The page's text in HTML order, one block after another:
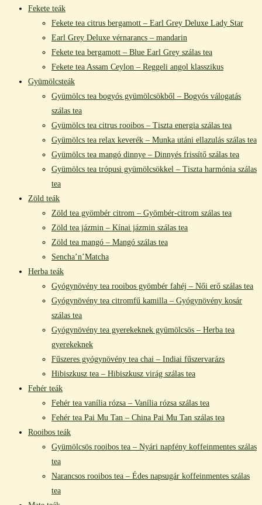
Fekete teák
Fekete tea citrus bergamott – Earl Grey Deluxe Lady Star
Earl Grey Deluxe vérnarancs – mandarin
Fekete tea bergamott – Blue Earl Grey szálas tea
Fekete tea Assam Ceylon – Reggeli angol klasszikus
Gyümölcsteák
Gyümölcs tea bogyós gyümölcsökből – Bogyós válogatás
szálas tea
Gyümölcs tea citrus rooibos – Tiszta energia szálas tea
Gyümölcs tea relax keverék – Munka utáni ellazulás szálas tea
Gyümölcs tea mangó dinnye – Dinnyés frissítő szálas tea
Gyümölcs tea trópusi gyümölcsökkel – Tiszta harmónia szálas
tea
Zöld teák
Zöld tea gyömbér citrom – Gyömbér-citrom szálas tea
Zöld tea jázmin – Kínai jázmin szálas tea
Zöld tea mangó – Mangó szálas tea
Sencha’n’Matcha
Herba teák
Gyógynövény tea rooibos gyömbér fahéj – Női erő szálas tea
Gyógynövény tea citromfű kamilla – Gyógynövény kosár
szálas tea
Gyógynövény tea gyerekeknek gyümölcsös – Herba tea
gyerekeknek
Fűszeres gyógynövény tea chai – Indiai fűszervarázs
Hibiszkusz tea – Hibiszkusz virág szálas tea
Fehér teák
Fehér tea vanília rózsa – Vanília rózsa szálas tea
Fehér tea Pai Mu Tan – China Pai Mu Tan szálas tea
Rooibos teák
Gyümölcsös rooibos tea – Nyári napfény koffeinmentes szálas
tea
Narancsos rooibos tea – Édes napsugár koffeinmentes szálas
tea